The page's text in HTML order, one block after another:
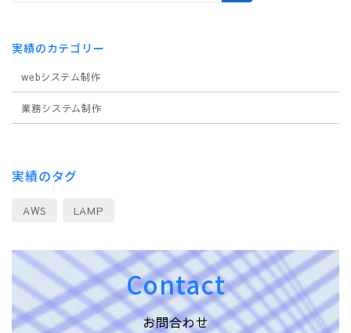
実績のカテゴリー
webシステム制作
業務システム制作
実績のタグ
AWS LAMP
Contact
お問合わせ